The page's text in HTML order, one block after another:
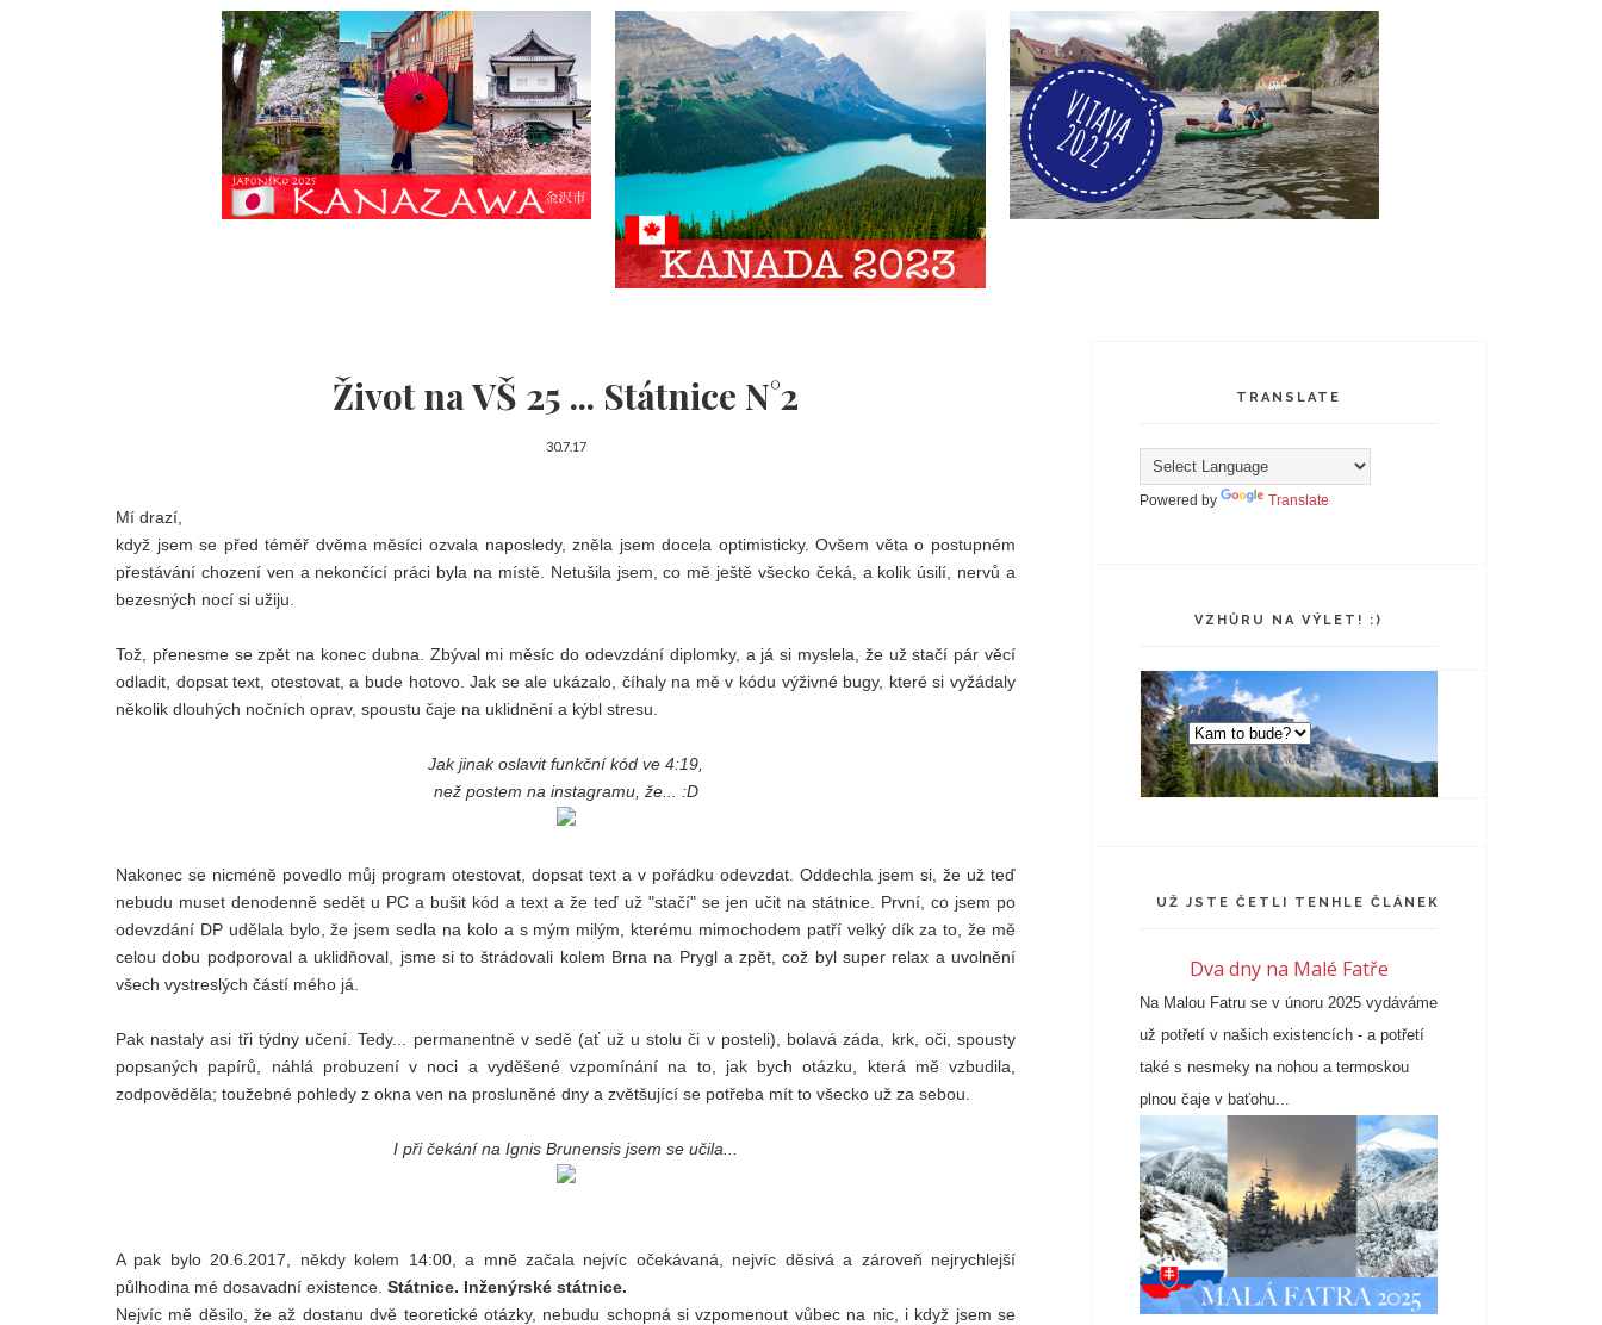
Život na VŠ 25 ... Státnice N°2
30.7.17
Mí drazí,
když jsem se před téměř dvěma měsíci ozvala naposledy, zněla jsem docela optimisticky. Ovšem věta o postupném
přestávání chození ven a nekončící práci byla na místě. Netušila jsem, co mě ještě všecko čeká, a kolik úsilí, nervů a
bezesných nocí si užiju.
Tož, přenesme se zpět na konec dubna. Zbýval mi měsíc do odevzdání diplomky, a já si myslela, že už stačí pár věcí
odladit, dopsat text, otestovat, a bude hotovo. Jak se ale ukázalo, číhaly na mě v kódu výživné bugy, které si vyžádaly
několik dlouhých nočních oprav, spoustu čaje na uklidnění a kýbl stresu.
Jak jinak oslavit funkční kód ve 4:19,
než postem na instagramu, že... :D
Nakonec se nicméně povedlo můj program otestovat, dopsat text a v pořádku odevzdat. Oddechla jsem si, že už teď
nebudu muset denodenně sedět u PC a bušit kód a text a že teď už "stačí" se jen učit na státnice. První, co jsem po
odevzdání DP udělala bylo, že jsem sedla na kolo a s mým milým, kterému mimochodem patří velký dík za to, že mě
celou dobu podporoval a uklidňoval, jsme si to štrádovali kolem Brna na Prygl a zpět, což byl super relax a uvolnění
všech vystreslých částí mého já.
Pak nastaly asi tři týdny učení. Tedy... permanentně v sedě (ať už u stolu či v posteli), bolavá záda, krk, oči, spousty
popsaných papírů, náhlá probuzení v noci a vyděšené vzpomínání na to, jak bych otázku, která mě vzbudila,
zodpověděla; toužebné pohledy z okna ven na prosluněné dny a zvětšující se potřeba mít to všecko už za sebou.
I při čekání na Ignis Brunensis jsem se učila...
A pak bylo 20.6.2017, někdy kolem 14:00, a mně začala nejvíc očekávaná, nejvíc děsivá a zároveň nejrychlejší
půlhodina mé dosavadní existence. Státnice. Inženýrské státnice.
Nejvíc mě děsilo, že až dostanu dvě teoretické otázky, nebudu schopná si vzpomenout vůbec na nic, i když jsem se
TRANSLATE
Powered by Translate
VZHŮRU NA VÝLET! :)
UŽ JSTE ČETLI TENHLE ČLÁNEK?
Dva dny na Malé Fatře
Na Malou Fatru se v únoru 2025 vydáváme
už potřetí v našich existencích - a potřetí
také s nesmeky na nohou a termoskou
plnou čaje v baťohu...